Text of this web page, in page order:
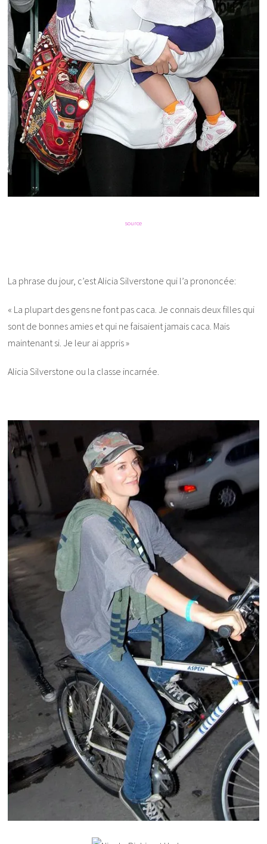
source
La phrase du jour, c’est Alicia Silverstone qui l’a prononcée:
« La plupart des gens ne font pas caca. Je connais deux filles qui
sont de bonnes amies et qui ne faisaient jamais caca. Mais
maintenant si. Je leur ai appris »
Alicia Silverstone ou la classe incarnée.